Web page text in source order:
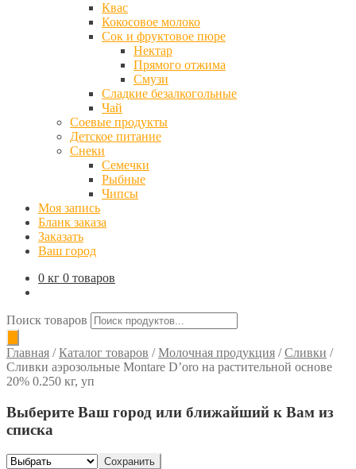
Квас
Кокосовое молоко
Сок и фруктовое пюре
Нектар
Прямого отжима
Смузи
Сладкие безалкогольные
Чай
Соевые продукты
Детское питание
Снеки
Семечки
Рыбные
Чипсы
Моя запись
Бланк заказа
Заказать
Ваш город
0 кг 0 товаров
Поиск товаров
Главная /Каталог товаров /Молочная продукция /Сливки /
Сливки аэрозольные Montare D’oro на растительной основе
20% 0.250 кг, уп
Выберите Ваш город или ближайший к Вам из
списка
Сохранить